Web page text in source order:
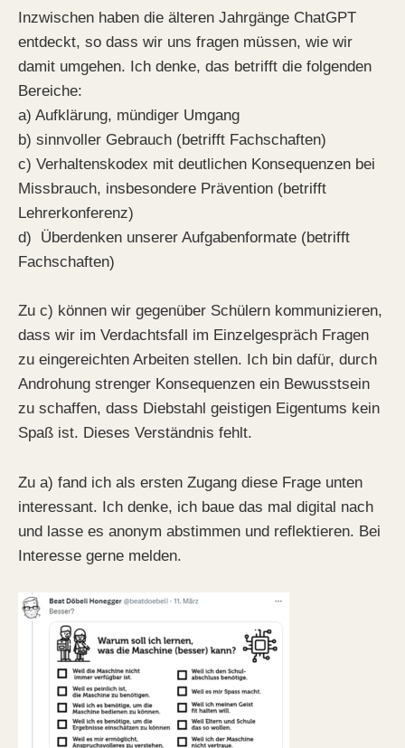
Inzwischen haben die älteren Jahrgänge ChatGPT
entdeckt, so dass wir uns fragen müssen, wie wir
damit umgehen. Ich denke, das betrifft die folgenden
Bereiche:
a) Aufklärung, mündiger Umgang
b) sinnvoller Gebrauch (betrifft Fachschaften)
c) Verhaltenskodex mit deutlichen Konsequenzen bei
Missbrauch, insbesondere Prävention (betrifft
Lehrerkonferenz)
d) Überdenken unserer Aufgabenformate (betrifft
Fachschaften)
Zu c) können wir gegenüber Schülern kommunizieren,
dass wir im Verdachtsfall im Einzelgespräch Fragen
zu eingereichten Arbeiten stellen. Ich bin dafür, durch
Androhung strenger Konsequenzen ein Bewusstsein
zu schaffen, dass Diebstahl geistigen Eigentums kein
Spaß ist. Dieses Verständnis fehlt.
Zu a) fand ich als ersten Zugang diese Frage unten
interessant. Ich denke, ich baue das mal digital nach
und lasse es anonym abstimmen und reflektieren. Bei
Interesse gerne melden.